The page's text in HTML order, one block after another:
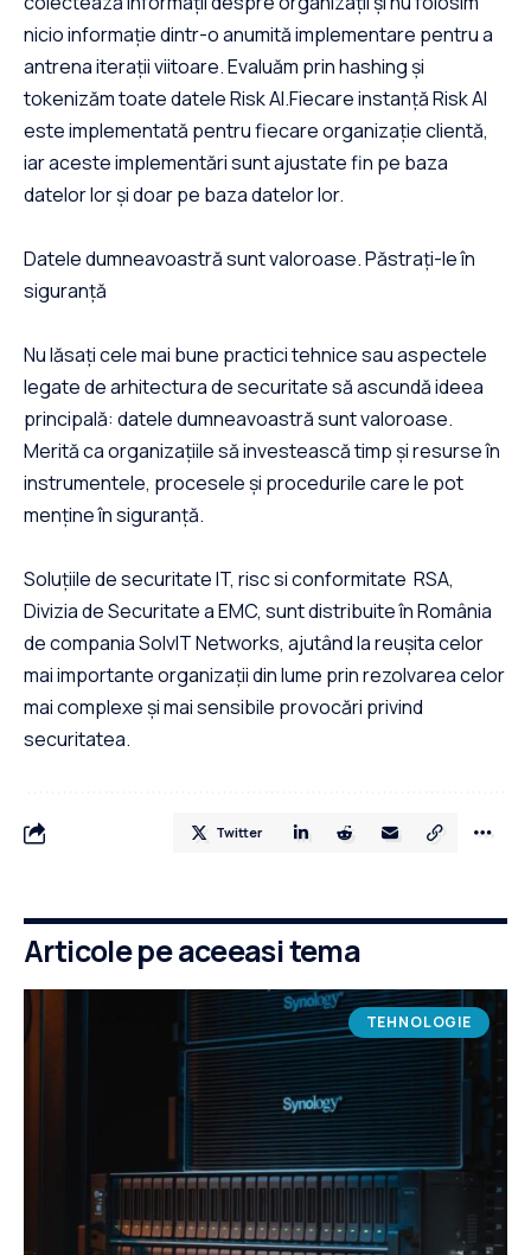
nicio informație dintr-o anumită implementare pentru a
antrena iterații viitoare. Evaluăm prin hashing și
tokenizăm toate datele Risk AI.Fiecare instanță Risk AI
este implementată pentru fiecare organizație clientă,
iar aceste implementări sunt ajustate fin pe baza
datelor lor și doar pe baza datelor lor.
Datele dumneavoastră sunt valoroase. Păstrați-le în
siguranță
Nu lăsați cele mai bune practici tehnice sau aspectele
legate de arhitectura de securitate să ascundă ideea
principală: datele dumneavoastră sunt valoroase.
Merită ca organizațiile să investească timp și resurse în
instrumentele, procesele și procedurile care le pot
menține în siguranță.
Soluțiile de securitate IT, risc si conformitate RSA,
Divizia de Securitate a EMC, sunt distribuite în România
de compania SolvIT Networks, ajutând la reușita celor
mai importante organizații din lume prin rezolvarea celor
mai complexe și mai sensibile provocări privind
securitatea.
Twitter
Articole pe aceeasi tema
TEHNOLOGIE